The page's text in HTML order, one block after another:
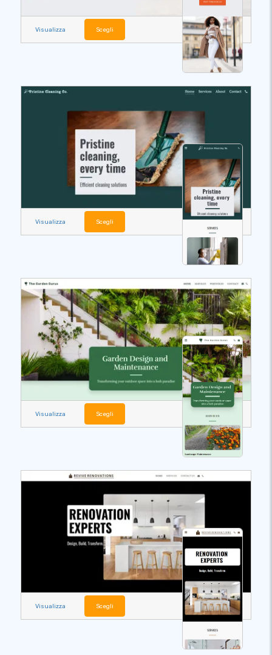
Visualizza Scegli
Visualizza Scegli
Visualizza Scegli
Visualizza Scegli